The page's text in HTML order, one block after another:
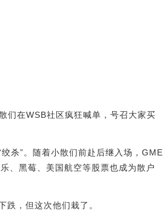
们在WSB社区疯狂喊单，号召大家买
杀”。随着小散们前赴后继入场，GME
、黑莓、美国航空等股票也成为散户
，但这次他们栽了。